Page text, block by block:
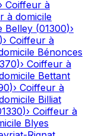
› Coiffeur à
à domicile
Belley (01300)›
)› Coiffeur à
Bénonces
)› Coiffeur à
Bettant
)› Coiffeur à
Billiat
)› Coiffeur à
Blyes